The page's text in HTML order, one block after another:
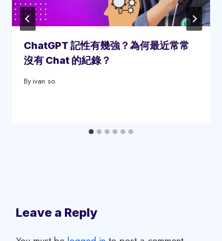
ChatGPT 記性有幾強？為何最近常常
沒有 Chat 的紀錄？
Byivan so
Leave a Reply